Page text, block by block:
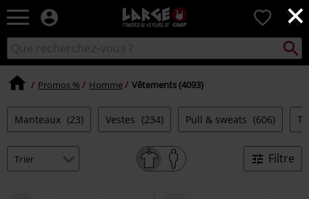
×
EMP
-
Merchandising
Gaming,
Films
Séries
TV
Modes
alternatives
0
Rechercher
sur
cataloguePromos % Homme Vêtements (4093)
Manteaux (23) Vestes (234) Pull & sweats (606)
Filtre